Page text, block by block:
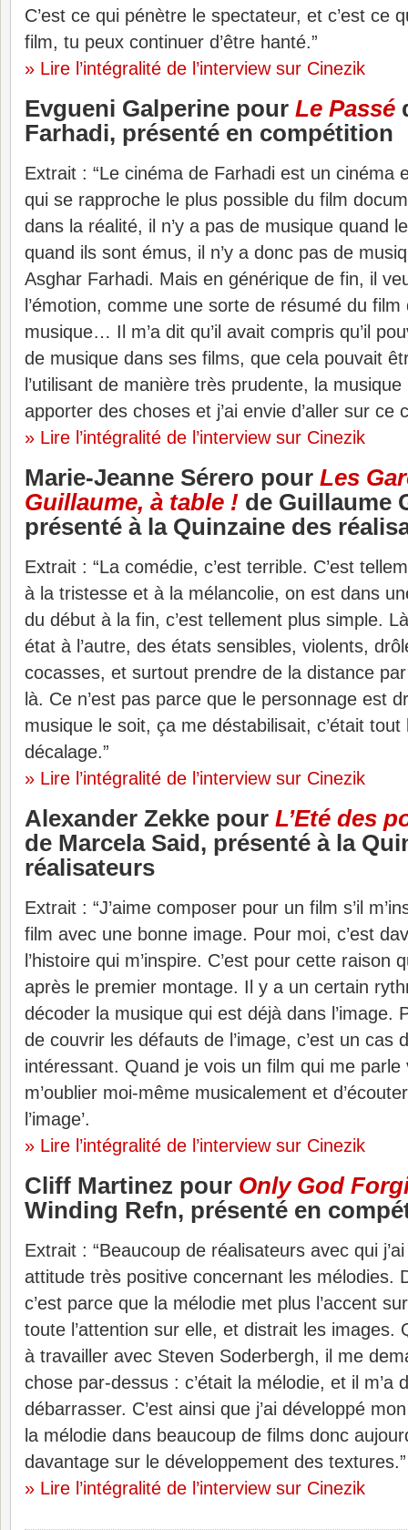
C’est ce qui pénètre le spectateur, et c’est ce
film, tu peux continuer d’être hanté.”
» Lire l’intégralité de l’interview sur Cinezik
Evgueni Galperine pour Le Passé
Farhadi, présenté en compétition
Extrait : “Le cinéma de Farhadi est un cinéma
qui se rapproche le plus possible du film
dans la réalité, il n’y a pas de musique quand
quand ils sont émus, il n’y a donc pas de
Asghar Farhadi. Mais en générique de fin, il
l’émotion, comme une sorte de résumé du
musique… Il m’a dit qu’il avait compris qu’il
de musique dans ses films, que cela pouvait
l’utilisant de manière très prudente, la
apporter des choses et j’ai envie d’aller sur ce
» Lire l’intégralité de l’interview sur Cinezik
Marie-Jeanne Sérero pour Les
Guillaume, à table ! de Guillaume
présenté à la Quinzaine des
Extrait : “La comédie, c’est terrible. C’est
à la tristesse et à la mélancolie, on est dans
du début à la fin, c’est tellement plus simple.
état à l’autre, des états sensibles, violents,
cocasses, et surtout prendre de la distance
là. Ce n’est pas parce que le personnage est
musique le soit, ça me déstabilisait, c’était
décalage.”
» Lire l’intégralité de l’interview sur Cinezik
Alexander Zekke pour L’Eté des
de Marcela Said, présenté à la
réalisateurs
Extrait : “J’aime composer pour un film s’il
film avec une bonne image. Pour moi, c’est
l’histoire qui m’inspire. C’est pour cette raison
après le premier montage. Il y a un certain
décoder la musique qui est déjà dans l’image.
de couvrir les défauts de l’image, c’est un cas
intéressant. Quand je vois un film qui me parle
m’oublier moi-même musicalement et
l’image’.
» Lire l’intégralité de l’interview sur Cinezik
Cliff Martinez pour Only God
Winding Refn, présenté en
Extrait : “Beaucoup de réalisateurs avec qui
attitude très positive concernant les mélodies.
c’est parce que la mélodie met plus l’accent
toute l’attention sur elle, et distrait les images.
à travailler avec Steven Soderbergh, il me
chose par-dessus : c’était la mélodie, et il m’a
débarrasser. C’est ainsi que j’ai développé
la mélodie dans beaucoup de films donc
davantage sur le développement des textures.”
» Lire l’intégralité de l’interview sur Cinezik